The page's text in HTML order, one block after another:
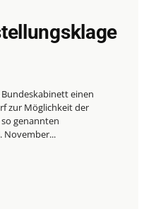
einen
zur Möglichkeit der
genannten
November...